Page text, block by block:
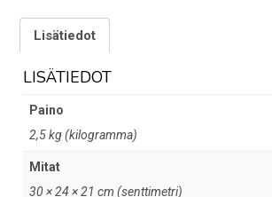
Lisätiedot
LISÄTIEDOT
Paino
2,5 kg (kilogramma)
Mitat
30 × 24 × 21 cm (senttimetri)